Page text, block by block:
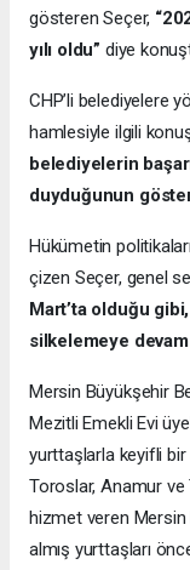
gösteren Seçer,
yılı oldu” diye
CHP’li belediyelere
hamlesiyle ilgili
belediyelerin
duyduğunun
Hükümetin
çizen Seçer, genel
Mart’ta olduğu
silkelemeye
Mersin Büyükşehir
Mezitli Emekli Evi
yurttaşlarla keyifli
Toroslar, Anamur
hizmet veren Mersin
almış yurttaşları